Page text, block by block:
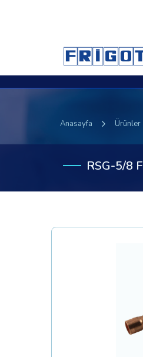
Anasayfa Ürünler
RSG-5/8 F